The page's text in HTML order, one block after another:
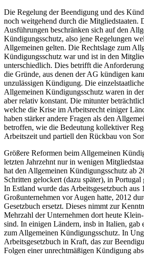
Die Regelung der Beendigung und des
noch weitgehend durch die Mitgliedstaaten.
Ausführungen beschränken sich auf den
Kündigungsschutz, also jene Regelungen
Allgemeinen gelten. Die Rechtslage zum
Kündigungsschutz war und ist in den
unterschiedlich. Dies betrifft die
die Gründe, aus denen der AG kündigen
unzulässigen Kündigung. Die
Allgemeinen Kündigungsschutz waren in
aber relativ konstant. Die mitunter
welche die Krise im Arbeitsrecht einiger
haben stärker andere Fragen als den
betroffen, wie die Bedeutung kollektiver
Arbeitszeit und partiell den Rückbau von
Größere Reformen beim Allgemeinen
letzten Jahrzehnt nur in wenigen
hat den Allgemeinen Kündigungsschutz ab
Schritten gelockert (dazu später), in Portugal
In Estland wurde das Arbeitsgesetzbuch aus
Großunternehmen vor Augen hatte, 2012
Gesetzbuch ersetzt. Dieses nimmt zur
Mehrzahl der Unternehmen dort heute
sind. In einigen Ländern, insb in Italien, gab
zum Allgemeinen Kündigungsschutz. In
Arbeitsgesetzbuch in Kraft, das zur
Folgen einer unrechtmäßigen Kündigung